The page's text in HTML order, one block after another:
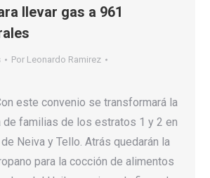
llevar gas a 961
Por Leonardo Ramirez
este convenio se transformará la
de familias de los estratos 1 y 2 en
Neiva y Tello. Atrás quedarán la
para la cocción de alimentos